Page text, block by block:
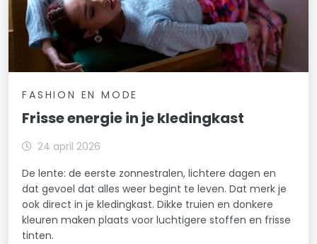
FASHION EN MODE
Frisse energie in je kledingkast
24 april 2026
De lente: de eerste zonnestralen, lichtere dagen en
dat gevoel dat alles weer begint te leven. Dat merk je
ook direct in je kledingkast. Dikke truien en donkere
kleuren maken plaats voor luchtigere stoffen en frisse
tinten.